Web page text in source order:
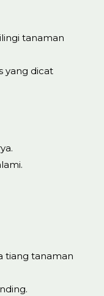
tanaman
yang dicat
tiang tanaman